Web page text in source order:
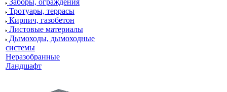
Заборы, ограждения
Тротуары, террасы
Кирпич, газобетон
Листовые материалы
Дымоходы, дымоходные
системы
Неразобранные
Ландшафт